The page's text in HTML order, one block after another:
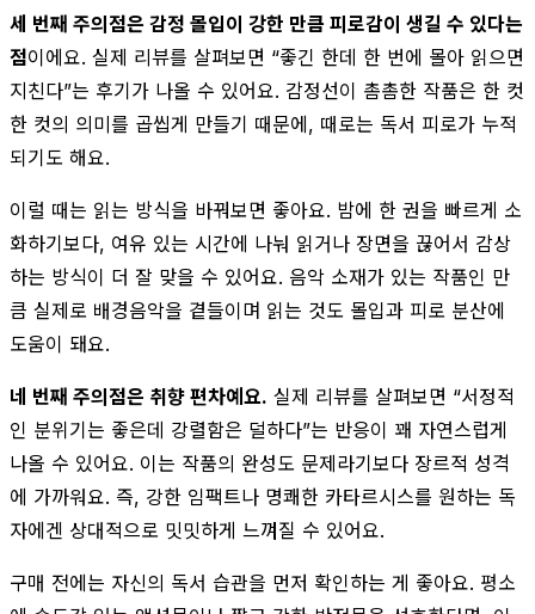
세 번째 주의점은 감정 몰입이 강한 만큼 피로감이 생길 수 있다는
점이에요. 실제 리뷰를 살펴보면 “좋긴 한데 한 번에 몰아 읽으면
지친다”는 후기가 나올 수 있어요. 감정선이 촘촘한 작품은 한 컷
한 컷의 의미를 곱씹게 만들기 때문에, 때로는 독서 피로가 누적
되기도 해요.
이럴 때는 읽는 방식을 바꿔보면 좋아요. 밤에 한 권을 빠르게 소
화하기보다, 여유 있는 시간에 나눠 읽거나 장면을 끊어서 감상
하는 방식이 더 잘 맞을 수 있어요. 음악 소재가 있는 작품인 만
큼 실제로 배경음악을 곁들이며 읽는 것도 몰입과 피로 분산에
도움이 돼요.
네 번째 주의점은 취향 편차예요. 실제 리뷰를 살펴보면 “서정적
인 분위기는 좋은데 강렬함은 덜하다”는 반응이 꽤 자연스럽게
나올 수 있어요. 이는 작품의 완성도 문제라기보다 장르적 성격
에 가까워요. 즉, 강한 임팩트나 명쾌한 카타르시스를 원하는 독
자에겐 상대적으로 밋밋하게 느껴질 수 있어요.
구매 전에는 자신의 독서 습관을 먼저 확인하는 게 좋아요. 평소